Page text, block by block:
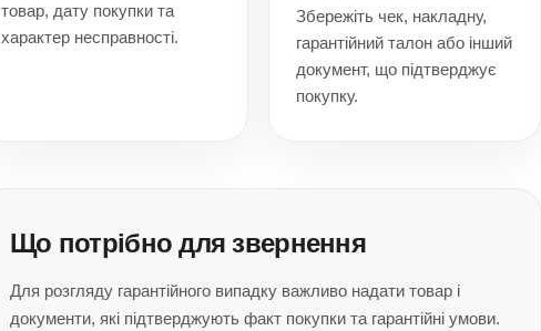
товар, дату покупки та
характер несправності.
Збережіть чек, накладну,
гарантійний талон або інший
документ, що підтверджує
покупку.
Що потрібно для звернення
Для розгляду гарантійного випадку важливо надати товар і
документи, які підтверджують факт покупки та гарантійні умови.